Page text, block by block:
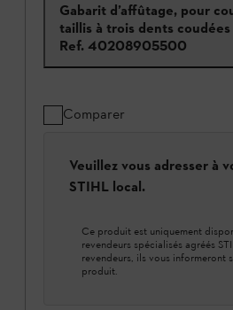
Gabarit d’affûtage, pour
taillis à trois dents coudées
Ref. 40208905500
Comparer
Veuillez vous adresser à
STIHL local.
Ce produit est uniquement
revendeurs spécialisés agréés
revendeurs, ils vous informeront
produit.